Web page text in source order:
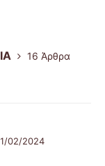
16 Άρθρα
02/2024